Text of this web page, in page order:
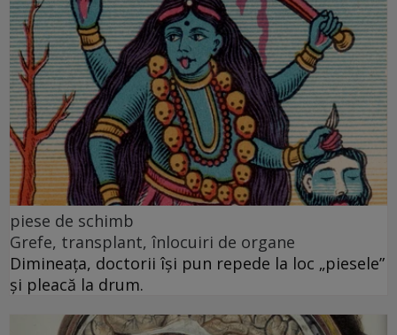
piese de schimb
Grefe, transplant, înlocuiri de organe
Dimineața, doctorii își pun repede la loc „piesele”
și pleacă la drum.